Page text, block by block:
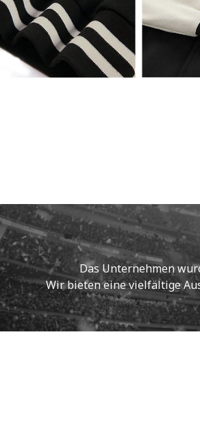
Das Unternehmen
Wir bieten eine vielfältige